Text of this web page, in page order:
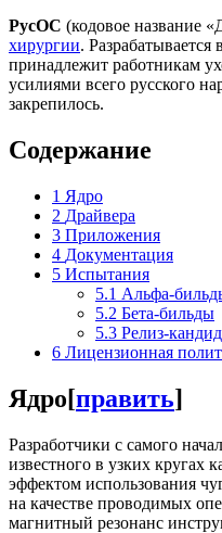
РусОС (кодовое название
хирургии.
принадлежит работникам
усилиями всего русского
закрепилось.
Содержание
1 Ядро
2 Драйвера
3 Приложения
4 Документация
5 Испытания
5.1 Альфа-
5.2 Бета-бильды
5.3 Релиз-
6 Лицензионная
Ядро[править]
Разработчики с самого
известного в узких кругах
эффектом использования
на качестве проводимых
магнитный резонанс